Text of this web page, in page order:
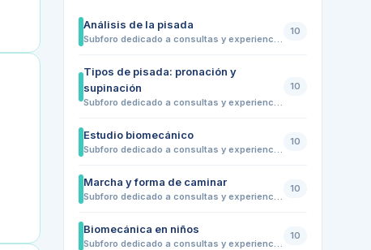
Análisis de la pisada
Subforo dedicado a consultas y experiencias sobre el análisis de la pisada y su relación con la salud del pie. Comparte dudas sobre pronación, supinación, pie plano, pie cavo, desgaste del calzado, dolor al caminar o correr, necesidad de plantillas y cuándo puede ser recomendable realizar un estudio biomecánico con un profesional.
10
Tipos de pisada: pronación y
supinación
Subforo dedicado a consultas y experiencias sobre los distintos tipos de pisada, especialmente pronación, supinación y pisada neutra. Comparte dudas sobre desgaste del calzado, dolor en pies, rodillas o cadera, elección de zapatillas, uso de plantillas y cuándo puede ser recomendable realizar un estudio biomecánico para valorar la pisada.
10
Estudio biomecánico
Subforo dedicado a consultas y experiencias sobre el estudio biomecánico de la pisada. Comparte dudas sobre cuándo realizarlo, qué pruebas incluye, qué información aporta, relación con dolores en pies, rodillas, cadera o espalda, uso de plantillas personalizadas y cómo puede ayudar a prevenir molestias o mejorar la forma de caminar o correr.
10
Marcha y forma de caminar
Subforo dedicado a consultas y experiencias sobre la forma de caminar y las alteraciones de la marcha. Comparte dudas sobre pisada hacia dentro o hacia fuera, cojera, tropiezos frecuentes, diferencias entre ambos pies, cansancio al caminar, dolor en pies, rodillas, cadera o espalda, y cuándo puede ser recomendable realizar una valoración biomecánica.
10
Biomecánica en niños
Subforo dedicado a consultas y experiencias sobre la biomecánica infantil y la forma de caminar de niños y adolescentes. Comparte dudas sobre pie plano, pie valgo, marcha de puntillas, pisada hacia dentro o hacia fuera, tropiezos frecuentes, dolor en pies o piernas, uso de plantillas y cuándo puede ser recomendable una valoración biomecánica infantil.
10